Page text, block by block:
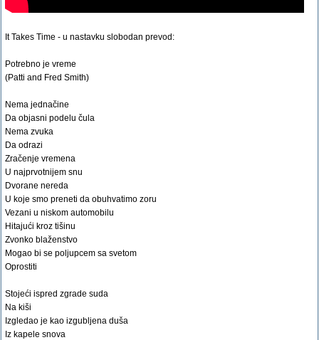
It Takes Time - u nastavku slobodan prevod:
Potrebno je vreme
(Patti and Fred Smith)
Nema jednačine
Da objasni podelu čula
Nema zvuka
Da odrazi
Zračenje vremena
U najprvotnijem snu
Dvorane nereda
U koje smo preneti da obuhvatimo zoru
Vezani u niskom automobilu
Hitajući kroz tišinu
Zvonko blaženstvo
Mogao bi se poljupcem sa svetom
Oprostiti
Stojeći ispred zgrade suda
Na kiši
Izgledao je kao izgubljena duša
Iz kapele snova